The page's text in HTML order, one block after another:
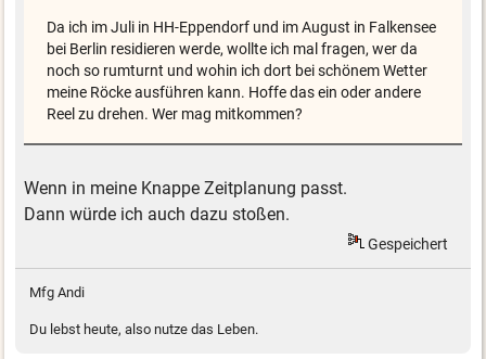
Da ich im Juli in HH-Eppendorf und im August in Falkensee
bei Berlin residieren werde, wollte ich mal fragen, wer da
noch so rumturnt und wohin ich dort bei schönem Wetter
meine Röcke ausführen kann. Hoffe das ein oder andere
Reel zu drehen. Wer mag mitkommen?
Wenn in meine Knappe Zeitplanung passt.
Dann würde ich auch dazu stoßen.
Gespeichert
Mfg Andi
Du lebst heute, also nutze das Leben.